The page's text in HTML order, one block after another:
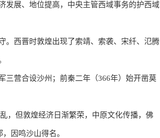
发展、地位提高，中央主管西域事务的护西域
。西晋时敦煌出现了索靖、索袭、宋纤、氾腾
三营合设沙州；前秦二年（366年）始开凿莫
，但敦煌经济日渐繁荣，中原文化传播，佛
因鸣沙山得名。